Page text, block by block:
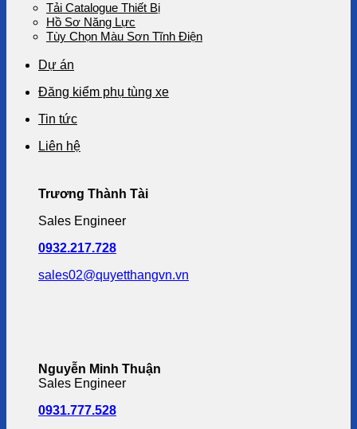
Tải Catalogue Thiết Bị
Hồ Sơ Năng Lực
Tùy Chọn Màu Sơn Tĩnh Điện
Dự án
Đăng kiểm phụ tùng xe
Tin tức
Liên hệ
Trương Thành Tài
Sales Engineer
0932.217.728
sales02@quyetthangvn.vn
Nguyễn Minh Thuận
Sales Engineer
0931.777.528